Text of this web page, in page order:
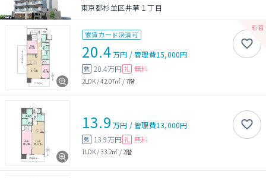
東京都杉並区井草１丁目
家賃カード決済可
20.4万円 /管理費15,000円
敷 20.4万円 礼 無料
2LDK/42.07㎡ /7階
13.9 万円 /管理費13,000円
敷 13.9万円 礼 無料
1LDK/33.2㎡ / 2階